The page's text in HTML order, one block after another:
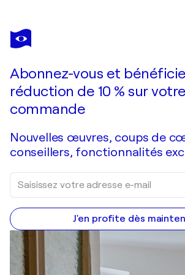
CARITA LAUKKONEN
Do you hear the sound of freedom?
Abonnez-vous et
réduction de 10 % sur
commande
Nouvelles œuvres, coups de
conseillers, fonctionnalités
J'en profite dès